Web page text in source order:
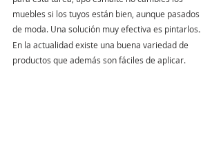
muebles si los tuyos están bien, aunque pasados
de moda. Una solución muyefectiva es pintarlos.
En la actualidad existe una buena variedad de
productos que además son fáciles de aplicar.